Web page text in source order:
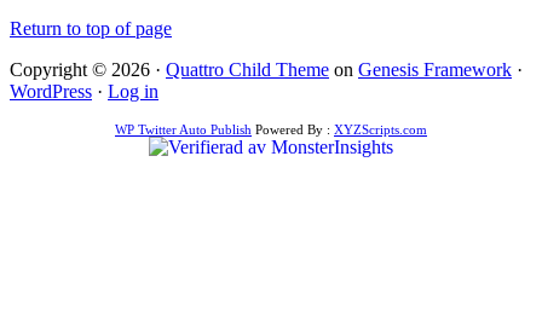
Return to top of page
Copyright © 2026 · Quattro Child Theme on Genesis Framework ·
WordPress · Log in
WP Twitter Auto Publish Powered By : XYZScripts.com